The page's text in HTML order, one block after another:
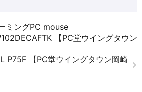
ミングPC mouse
【PC堂ウイングタウン
P75F 【PC堂ウイングタウン岡崎